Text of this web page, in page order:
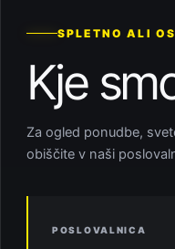
SPLETNO ALI
Kje
Za ogled ponudbe,
obiščite v naši
POSLOVALNICA